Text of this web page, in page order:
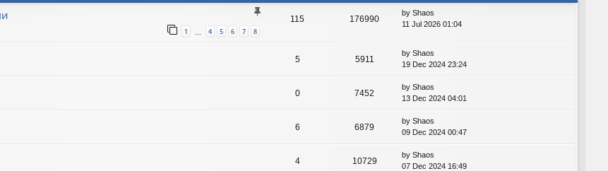
1 4 5 6 7 8
115 176990
by Shaos
11 Jul 2026 01:04
5 5911
by Shaos
19 Dec 2024 23:24
0 7452
by Shaos
13 Dec 2024 04:01
6 6879
by Shaos
09 Dec 2024 00:47
4 10729
by Shaos
07 Dec 2024 16:49